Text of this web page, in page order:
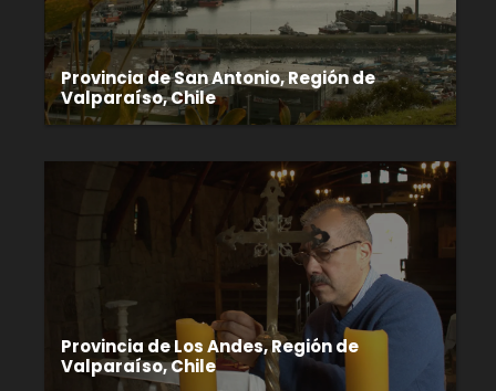
Provincia de San Antonio, Región de
Valparaíso, Chile
Provincia de Los Andes, Región de
Valparaíso, Chile